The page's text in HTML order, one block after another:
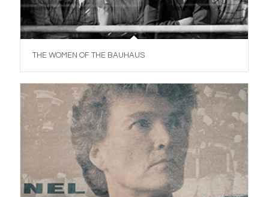
THE WOMEN OF THE BAUHAUS